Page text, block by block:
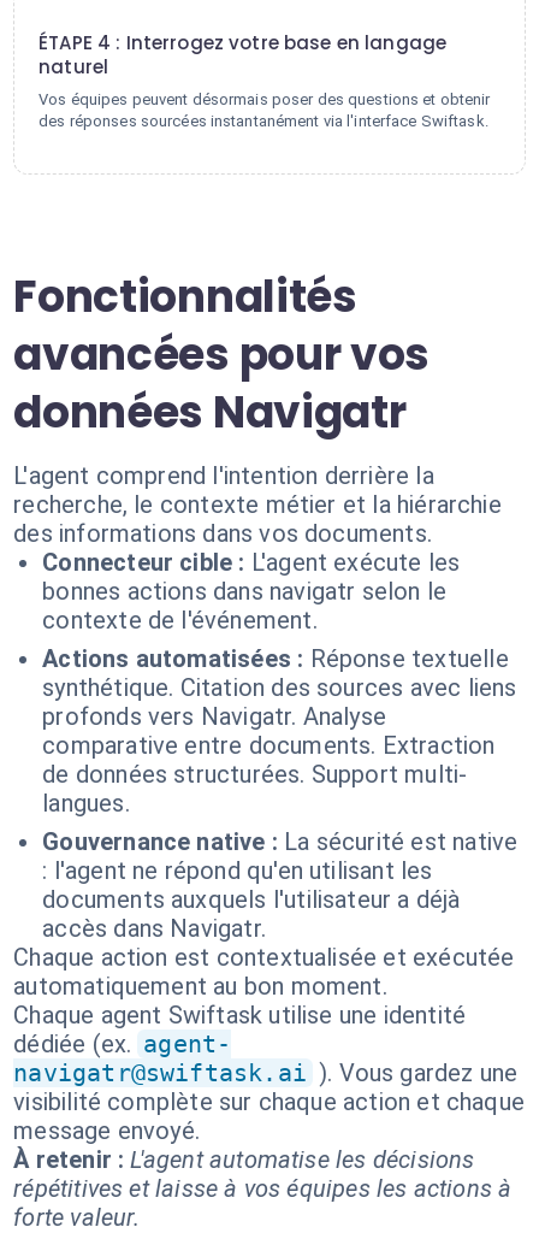
ÉTAPE 4 : Interrogez votre base en langage
naturel
Vos équipes peuvent désormais poser des questions et obtenir
des réponses sourcées instantanément via l'interface Swiftask.
Fonctionnalités
avancées pour vos
données Navigatr
L'agent comprend l'intention derrière la
recherche, le contexte métier et la hiérarchie
des informations dans vos documents.
Connecteur cible : L'agent exécute les
bonnes actions dans navigatr selon le
contexte de l'événement.
Actions automatisées : Réponse textuelle
synthétique. Citation des sources avec liens
profonds vers Navigatr. Analyse
comparative entre documents. Extraction
de données structurées. Support multi-
langues.
Gouvernance native : La sécurité est native
: l'agent ne répond qu'en utilisant les
documents auxquels l'utilisateur a déjà
accès dans Navigatr.
Chaque action est contextualisée et exécutée
automatiquement au bon moment.
Chaque agent Swiftask utilise une identité
dédiée (ex. agent-
navigatr@swiftask.ai ). Vous gardez une
visibilité complète sur chaque action et chaque
message envoyé.
À retenir : L'agent automatise les décisions
répétitives et laisse à vos équipes les actions à
forte valeur.